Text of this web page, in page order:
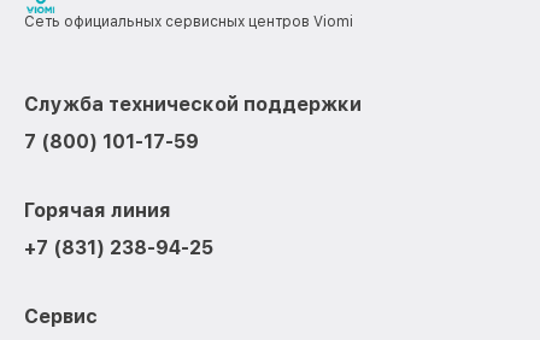
Сеть официальных сервисных центров Viomi
Служба технической поддержки
7 (800) 101-17-59
Горячая линия
+7 (831) 238-94-25
Сервис